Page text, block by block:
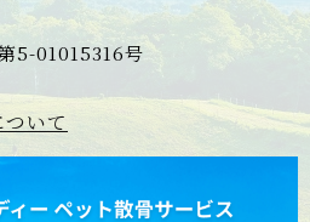
5-01015316号
いて